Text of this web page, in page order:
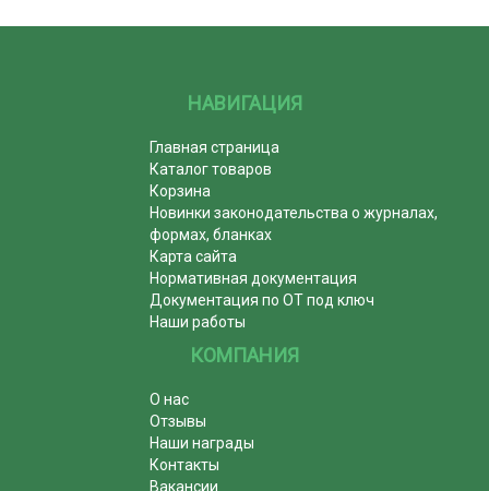
НАВИГАЦИЯ
Главная страница
Каталог товаров
Корзина
Новинки законодательства о журналах,
формах, бланках
Карта сайта
Нормативная документация
Документация по ОТ под ключ
Наши работы
КОМПАНИЯ
О нас
Отзывы
Наши награды
Контакты
Вакансии